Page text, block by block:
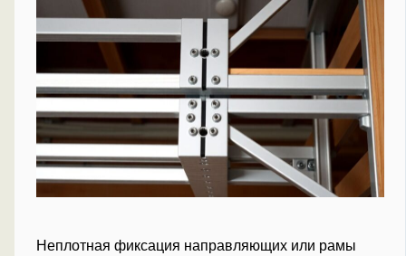
Неплотная фиксация направляющих или рамы